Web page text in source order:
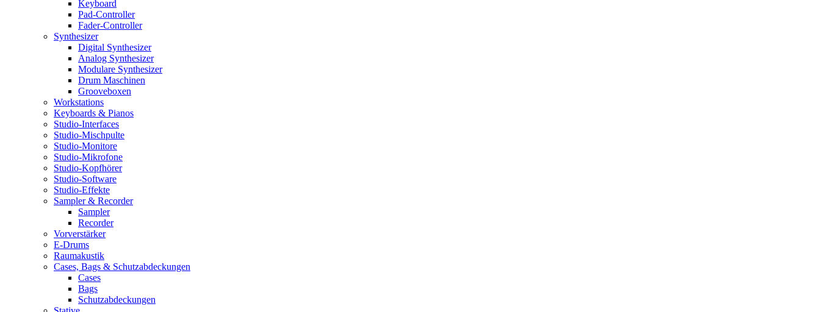
Keyboard
Pad-Controller
Fader-Controller
Synthesizer
Digital Synthesizer
Analog Synthesizer
Modulare Synthesizer
Drum Maschinen
Grooveboxen
Workstations
Keyboards & Pianos
Studio-Interfaces
Studio-Mischpulte
Studio-Monitore
Studio-Mikrofone
Studio-Kopfhörer
Studio-Software
Studio-Effekte
Sampler & Recorder
Sampler
Recorder
Vorverstärker
E-Drums
Raumakustik
Cases, Bags & Schutzabdeckungen
Cases
Bags
Schutzabdeckungen